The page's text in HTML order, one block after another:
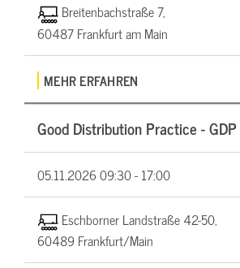
Breitenbachstraße 7,
60487 Frankfurt am Main
MEHR ERFAHREN
Good Distribution Practice - GDP
05.11.202609:30 - 17:00
Eschborner Landstraße 42-50,
60489 Frankfurt/Main